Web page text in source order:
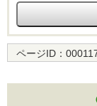
ページID：